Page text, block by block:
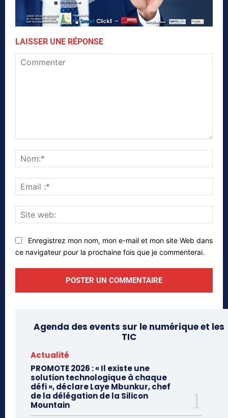
LAISSER UNE RÉPONSE
:*
web:
Enregistrez mon nom, mon e-mail et mon site Web dans
ce navigateur pour la prochaine fois que je commenterai.
Agenda des events sur le numérique et les
TIC
Actualité
PROMOTE 2026 : « Il existe une
solution technologique à chaque
défi », déclare Laye Mbunkur, chef
de la délégation de la Silicon
Mountain